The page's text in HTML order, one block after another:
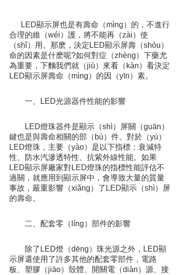
LED顯示屏也是有壽命（mìng）的，不進行
合理的維（wéi）護，將不能再（zài）使
（shǐ）用。那麽，決定LED顯示屏壽（shòu）
命的因素是什麽呢?如何對症（zhèng）下藥尤
為重要，下麵我們就（jiù）來看（kàn）看決定
LED顯示屏壽命（mìng）的因（yīn）素。
一、LED光源器件性能的影響
LED燈珠器件是顯示（shì）屏關（guān）
鍵也是與壽命相關的部（bù）件。對於（yú）
LED燈珠，主要（yào）是以下指標：衰減特
性、防水汽滲透特性、抗紫外線性能。如果
LED顯示屏廠家對LED燈珠的指標性能評估不
過關，就應用到顯示屏中，會導致大量的質量
事故，嚴重影響（xiǎng）了LED顯示（shì）屏
的壽命。
二、配套零（líng）部件的影響
除了LED燈（dēng）珠光源之外，LED顯
示屏還使用了許多其他的配套零部件，電路
板、塑膠（jiāo）殼體、開關電（diàn）源、接